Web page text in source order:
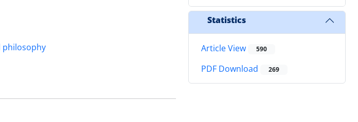
philosophy
Statistics
Article View 590
PDF Download 269